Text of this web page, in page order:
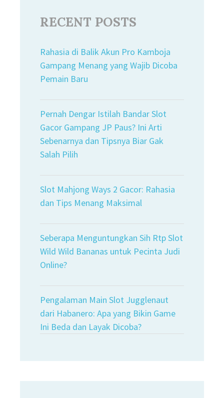
RECENT POSTS
Rahasia di Balik Akun Pro Kamboja
Gampang Menang yang Wajib Dicoba
Pemain Baru
Pernah Dengar Istilah Bandar Slot
Gacor Gampang JP Paus? Ini Arti
Sebenarnya dan Tipsnya Biar Gak
Salah Pilih
Slot Mahjong Ways 2 Gacor: Rahasia
dan Tips Menang Maksimal
Seberapa Menguntungkan Sih Rtp Slot
Wild Wild Bananas untuk Pecinta Judi
Online?
Pengalaman Main Slot Jugglenaut
dari Habanero: Apa yang Bikin Game
Ini Beda dan Layak Dicoba?